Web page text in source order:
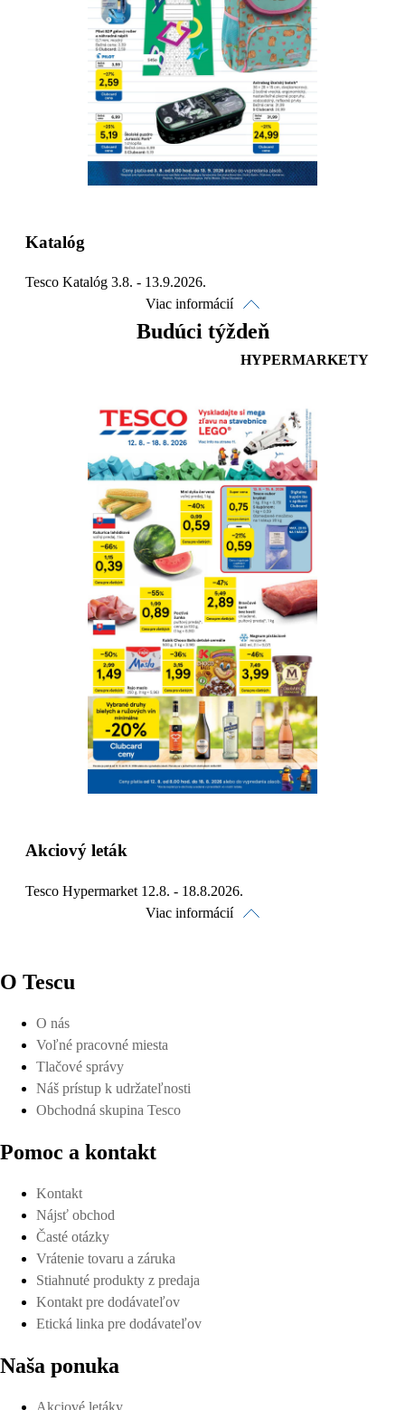
Detaily platnosti
Katalóg
Tesco Katalóg 3.8. - 13.9.2026.
Viac informácií
Pozrieť online
Stiahnuť
Detaily platnosti
Budúci týždeň
HYPERMARKETY
Akciový leták
Tesco Hypermarket 12.8. - 18.8.2026.
Viac informácií
Detaily platnosti
O Tescu
O nás
Voľné pracovné miesta
Tlačové správy
Náš prístup k udržateľnosti
Obchodná skupina Tesco
Pomoc a kontakt
Kontakt
Nájsť obchod
Časté otázky
Vrátenie tovaru a záruka
Stiahnuté produkty z predaja
Kontakt pre dodávateľov
Etická linka pre dodávateľov
Naša ponuka
Akciové letáky